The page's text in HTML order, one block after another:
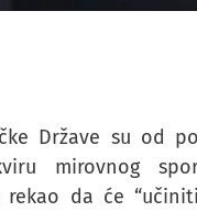
Države su od
mirovnog
rekao da će